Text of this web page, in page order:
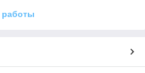
работы